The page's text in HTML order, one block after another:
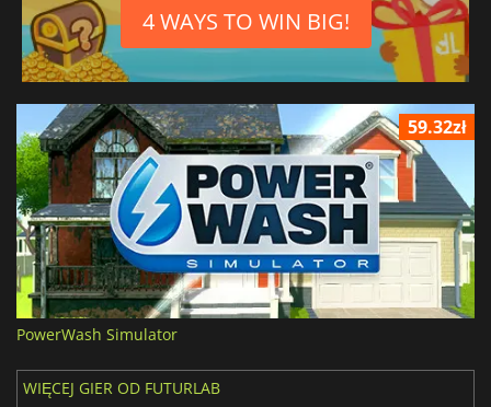
4 WAYS TO WIN BIG!
59.32zł
PowerWash Simulator
WIĘCEJ GIER OD FUTURLAB